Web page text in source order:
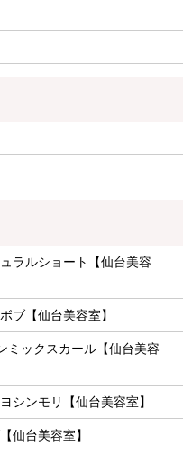
ラルショート【仙台美容
ブ【仙台美容室】
ミックスカール【仙台美容
シンモリ【仙台美容室】
仙台美容室】